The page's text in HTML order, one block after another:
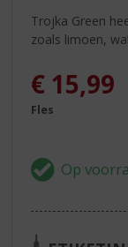
Trojka Green
zoals limoen,
€ 15,99
Fles